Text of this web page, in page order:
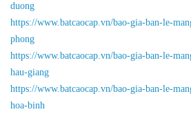
duong
https://www.batcaocap.vn/bao-gia-ban-le-
phong
https://www.batcaocap.vn/bao-gia-ban-le-
hau-giang
https://www.batcaocap.vn/bao-gia-ban-le-
hoa-binh